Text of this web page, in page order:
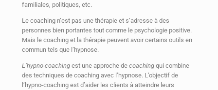
familiales, politiques, etc.
Le coaching n’est pas une thérapie et s’adresse à des
personnes bien portantes tout comme le psychologie positive.
Mais le coaching et la thérapie peuvent avoir certains outils en
commun tels que l’hypnose.
L’hypno-coaching est une approche de coaching qui combine
des techniques de coaching avec l’hypnose. L’objectif de
l’hypno-coaching est d’aider les clients à atteindre leurs